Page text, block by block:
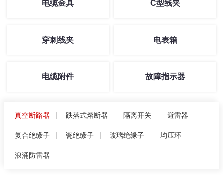
电缆金具 C型线夹
穿刺线夹 电表箱
电缆附件 故障指示器
真空断路器 跌落式熔断器 隔离开关 避雷器
复合绝缘子 瓷绝缘子 玻璃绝缘子 均压环
浪涌防雷器